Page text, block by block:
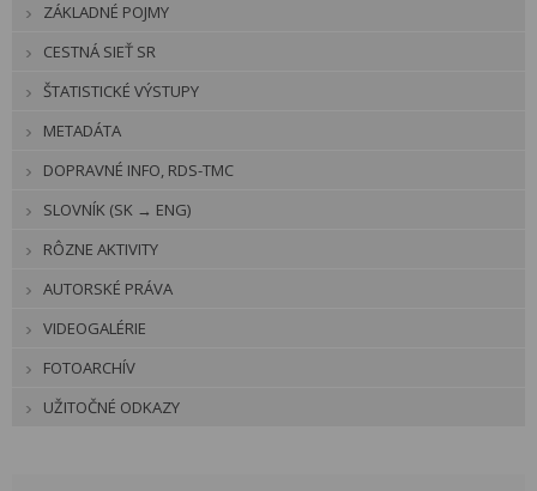
ZÁKLADNÉ POJMY
CESTNÁ SIEŤ SR
ŠTATISTICKÉ VÝSTUPY
METADÁTA
DOPRAVNÉ INFO, RDS-TMC
SLOVNÍK (SK → ENG)
RÔZNE AKTIVITY
AUTORSKÉ PRÁVA
VIDEOGALÉRIE
FOTOARCHÍV
UŽITOČNÉ ODKAZY